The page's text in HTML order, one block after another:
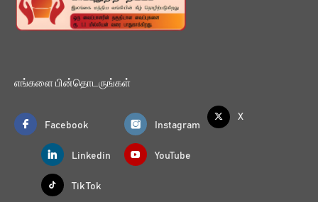
எங்களை பின்தொடருங்கள்
Facebook Instagram
X
Linkedin YouTube
Tik Tok